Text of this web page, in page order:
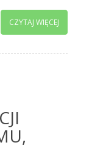
CZYTAJ WIĘCEJ